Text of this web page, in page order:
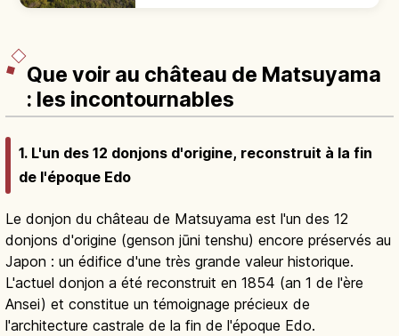
Que voir au château de Matsuyama
: les incontournables
1. L'un des 12 donjons d'origine, reconstruit à la fin
de l'époque Edo
Le donjon du château de Matsuyama est l'un des 12
donjons d'origine (genson jūni tenshu) encore préservés au
Japon : un édifice d'une très grande valeur historique.
L'actuel donjon a été reconstruit en 1854 (an 1 de l'ère
Ansei) et constitue un témoignage précieux de
l'architecture castrale de la fin de l'époque Edo.